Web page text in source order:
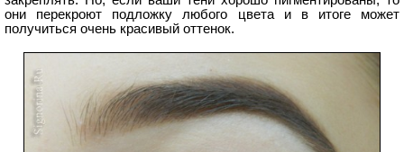
они перекроют подложку любого цвета и в итоге может
получиться очень красивый оттенок.